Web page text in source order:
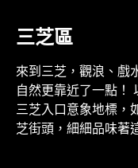
三芝區
來到三芝，觀浪、戲
自然更靠近了一點！
三芝入口意象地標，
芝街頭，細細品味著